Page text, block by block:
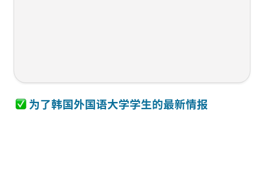
为了韩国外国语大学学生的最新情报